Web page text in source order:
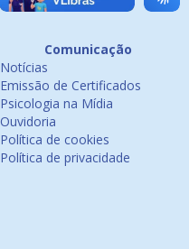
Comunicação
Notícias
Emissão de Certificados
Psicologia na Mídia
Ouvidoria
Política de cookies
Política de privacidade